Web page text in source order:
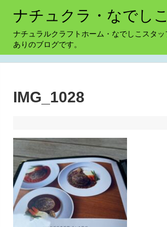
ナチュクラ・なでし
ナチュラルクラフトホーム・なでしこスタ
ありのブログです。
IMG_1028